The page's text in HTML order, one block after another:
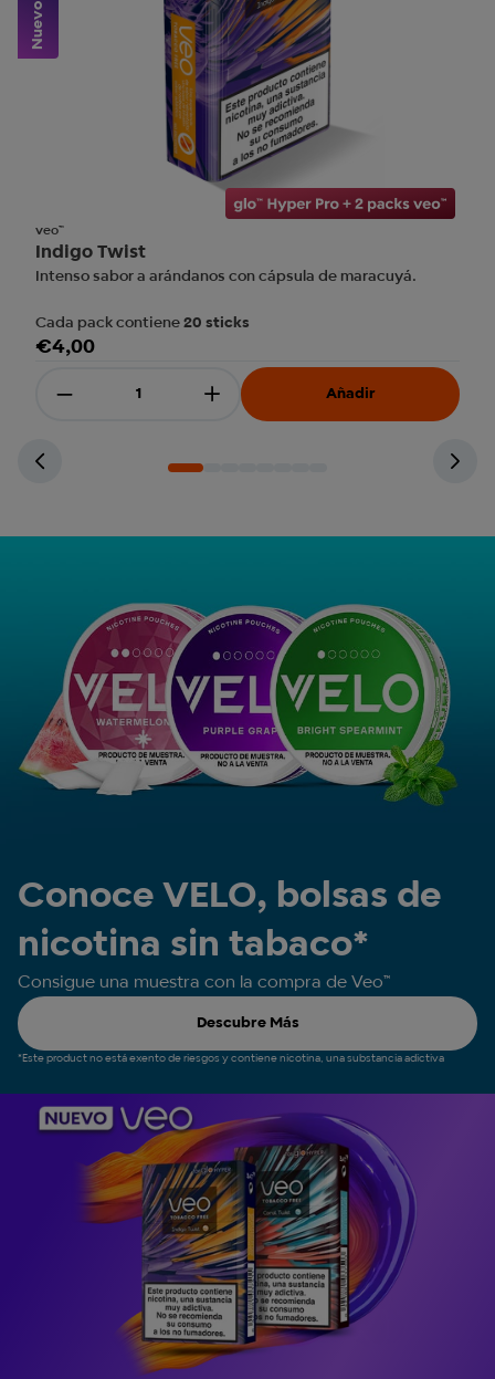
Nuevo
veo™
Indigo Twist
Intenso sabor a arándanos con cápsula de maracuyá.
Cada pack contiene 20 sticks
€4,00
Aumentar cantidad
Añadir
Conoce VELO, bolsas de
nicotina sin tabaco*
Consigue una muestra con la compra de Veo™
Descubre Más
*Este product no está exento de riesgos y contiene nicotina, una substancia adictiva